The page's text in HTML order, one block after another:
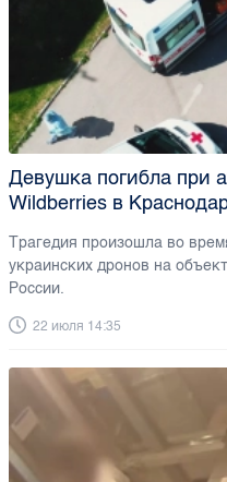
Девушка погибла при
Wildberries в
Трагедия произошла во
украинских дронов на
России.
22 июля 14:35